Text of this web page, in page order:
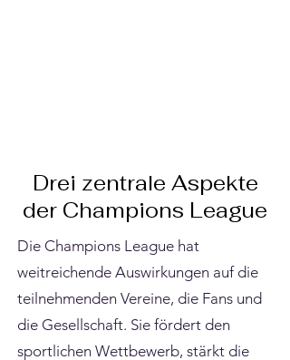
Drei zentrale Aspekte
der Champions League
Die Champions League hat
weitreichende Auswirkungen auf die
teilnehmenden Vereine, die Fans und
die Gesellschaft. Sie fördert den
sportlichen Wettbewerb, stärkt die